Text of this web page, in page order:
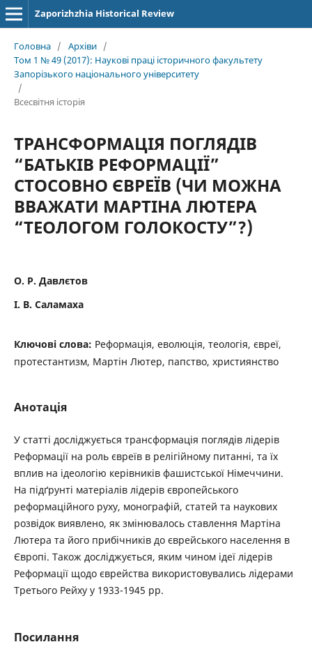
Zaporizhzhia Historical Review
Головна / Архіви /
Том 1 № 49 (2017): Наукові праці історичного факультету
Запорізького національного університету
/
Всесвітня історія
ТРАНСФОРМАЦІЯ ПОГЛЯДІВ
“БАТЬКІВ РЕФОРМАЦІЇ”
СТОСОВНО ЄВРЕЇВ (ЧИ МОЖНА
ВВАЖАТИ МАРТІНА ЛЮТЕРА
“ТЕОЛОГОМ ГОЛОКОСТУ”?)
О. Р. Давлєтов
І. В. Саламаха
Ключові слова: Реформація, еволюція, теологія, євреї,
протестантизм, Мартін Лютер, папство, християнство
Анотація
У статті досліджується трансформація поглядів лідерів
Реформації на роль євреїв в релігійному питанні, та їх
вплив на ідеологію керівників фашистської Німеччини.
На підґрунті матеріалів лідерів європейського
реформаційного руху, монографій, статей та наукових
розвідок виявлено, як змінювалось ставлення Мартіна
Лютера та його прибічників до єврейського населення в
Європі. Також досліджується, яким чином ідеї лідерів
Реформації щодо єврейства використовувались лідерами
Третього Рейху у 1933-1945 рр.
Посилання